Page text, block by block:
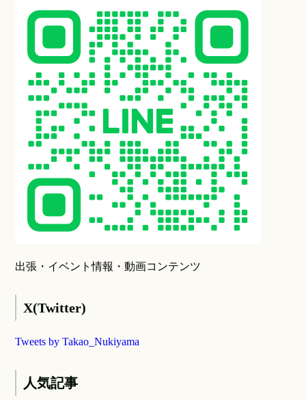
出張・イベント情報・動画コンテンツ
X(Twitter)
Tweets by Takao_Nukiyama
人気記事